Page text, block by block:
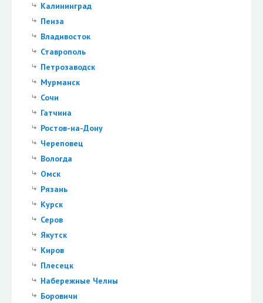
Калининград
Пенза
Владивосток
Ставрополь
Петрозаводск
Мурманск
Сочи
Гатчина
Ростов-на-Дону
Череповец
Вологда
Омск
Рязань
Курск
Серов
Якутск
Киров
Плесецк
Набережные Челны
Боровичи